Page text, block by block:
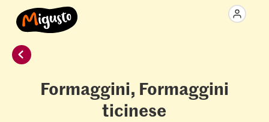
Formaggini, Formaggini
ticinese